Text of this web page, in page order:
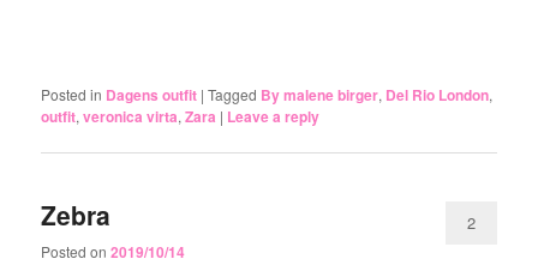
Posted in Dagens outfit |Tagged By malene birger, Del Rio London,
outfit,veronica virta,Zara | Leave a reply
Zebra
Posted on2019/10/14
2